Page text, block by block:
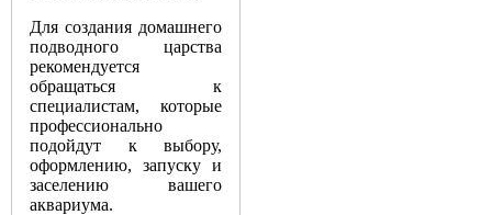
Для создания домашнего
подводного царства
рекомендуется
обращаться к
специалистам, которые
профессионально
подойдут к выбору,
оформлению, запуску и
заселению вашего
аквариума.